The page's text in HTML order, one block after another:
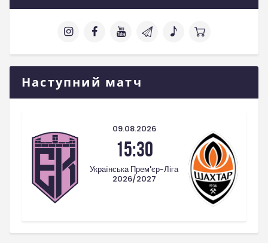
Наступний матч
09.08.2026
15:30
Українська Прем'єр-Ліга
2026/2027